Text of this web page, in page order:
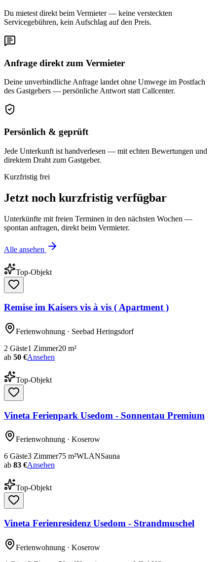
Du mietest direkt beim Vermieter — keine versteckten
Servicegebühren, kein Aufschlag auf den Preis.
Anfrage direkt zum Vermieter
Deine unverbindliche Anfrage landet ohne Umwege im Postfach
des Gastgebers — persönliche Antwort statt Callcenter.
Persönlich & geprüft
Jede Unterkunft ist handverlesen — mit echten Bewertungen und
direktem Draht zum Gastgeber.
Kurzfristig frei
Jetzt noch kurzfristig verfügbar
Unterkünfte mit freien Terminen in den nächsten Wochen —
spontan anfragen, direkt beim Vermieter.
Alle ansehen
Top-Objekt
Remise im Kaisers vis à vis ( Apartment )
Ferienwohnung · Seebad Heringsdorf
2 Gäste1 Zimmer20 m²
ab 50 €Ansehen
Top-Objekt
Vineta Ferienpark Usedom - Sonnentau Premium
Ferienwohnung · Koserow
6 Gäste3 Zimmer75 m²WLANSauna
ab 83 €Ansehen
Top-Objekt
Vineta Ferienresidenz Usedom - Strandmuschel
Ferienwohnung · Koserow